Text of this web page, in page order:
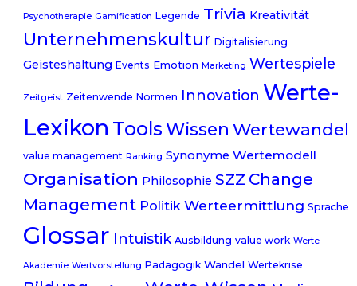
Psychotherapie Gamification Legende Trivia Kreativität
Unternehmenskultur Digitalisierung
Geisteshaltung Events Emotion Marketing Wertespiele
Zeitgeist Zeitenwende Normen Innovation Werte-
Lexikon ToolsWissen Wertewandel
value management Ranking Synonyme Wertemodell
Organisation Philosophie SZZ Change
Management Politik Werteermittlung Sprache
Glossar Intuistik Ausbildung value work Werte-
Akademie Wertvorstellung Pädagogik Wandel Wertekrise